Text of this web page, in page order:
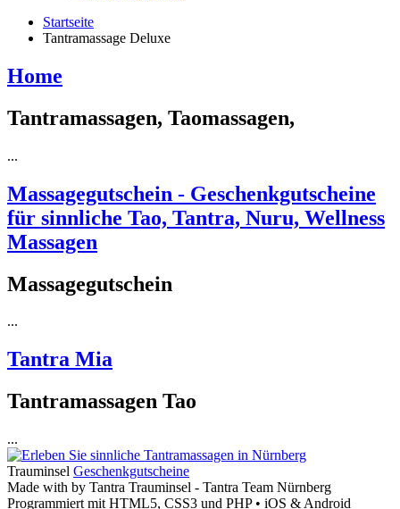
Startseite
Tantramassage Deluxe
Home
Tantramassagen, Taomassagen,
...
Massagegutschein - Geschenkgutscheine
für sinnliche Tao, Tantra, Nuru, Wellness
Massagen
Massagegutschein
...
Tantra Mia
Tantramassagen Tao
...
Trauminsel Geschenkgutscheine
Made with by Tantra Trauminsel - Tantra Team Nürnberg
Programmiert mit HTML5, CSS3 und PHP • iOS & Android